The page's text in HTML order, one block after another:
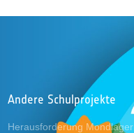
Andere Schulprojekte
Herausforderung Mondlager